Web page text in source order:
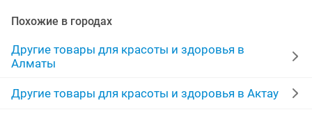
натуральные волосы прополис маникюр
Похожие в городах
Другие товары для красоты и здоровья в
Алматы
Другие товары для красоты и здоровья в Актау